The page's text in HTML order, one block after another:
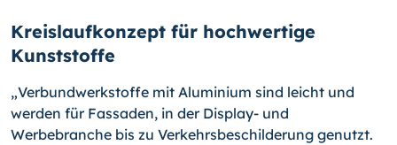
Kreislaufkonzept für hochwertige
Kunststoffe
„Verbundwerkstoffe mit Aluminium sind leicht und
werden für Fassaden, in der Display- und
Werbebranche bis zu Verkehrsbeschilderung genutzt.